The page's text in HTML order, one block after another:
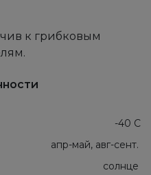
к грибковым
-40 С
апр-май, авг-сент.
солнце